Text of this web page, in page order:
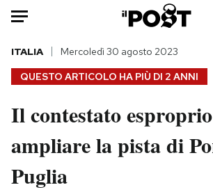
Auto
HOME
Italia
Politica
Tecnologia
Moda
QUESTO ARTICOLO HA PIÙ DI 2 ANNI
ITALIA Mercoledì 30 agosto 2023
Il contestato
ampliare la pista di
Puglia